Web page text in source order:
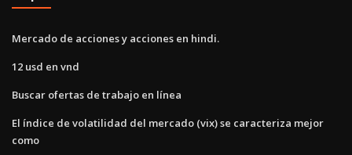
Mercado de acciones y acciones en hindi.
12 usd en vnd
Buscar ofertas de trabajo en línea
El índice de volatilidad del mercado (vix) se caracteriza mejor
como